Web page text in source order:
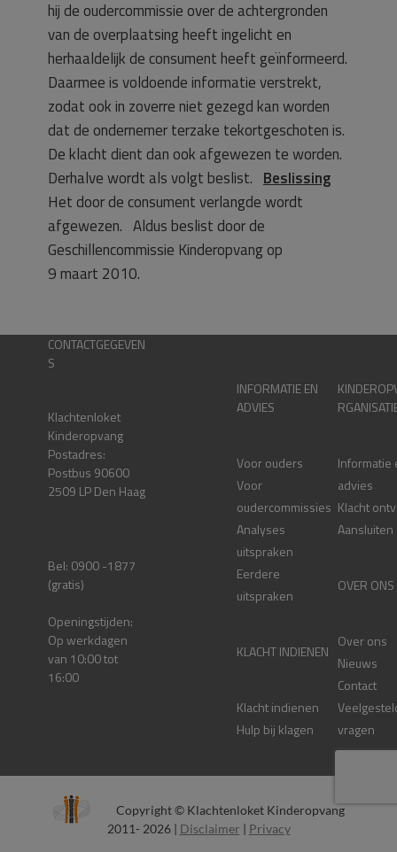
hij de oudercommissie over de achtergronden
van de overplaatsing heeft ingelicht en
herhaaldelijk de consument heeft geïnformeerd.
Daarmee is voldoende informatie verstrekt,
zodat ook in zoverre niet gezegd kan worden
dat de ondernemer terzake tekortgeschoten is.
De klacht dient dan ook afgewezen te worden.
Derhalve wordt als volgt beslist. Beslissing
Het door de consument verlangde wordt
afgewezen. Aldus beslist door de
Geschillencommissie Kinderopvang op
9 maart 2010.
CONTACTGEGEVEN
S
Klachtenloket
Kinderopvang
Postadres:
Postbus 90600
2509 LP Den Haag
Bel: 0900 -1877
(gratis)
Openingstijden:
Op werkdagen
van 10:00 tot
16:00
INFORMATIE EN
ADVIES
Voor ouders
Voor
oudercommissies
Analyses
uitspraken
Eerdere
uitspraken
KLACHT INDIENEN
Klacht indienen
Hulp bij klagen
Informatie
advies
Klacht
Aansluiten
OVER ONS
Over ons
Nieuws
Contact
vragen
Copyright © Klachtenloket Kinderopvang
2011- 2026 | Disclaimer | Privacy